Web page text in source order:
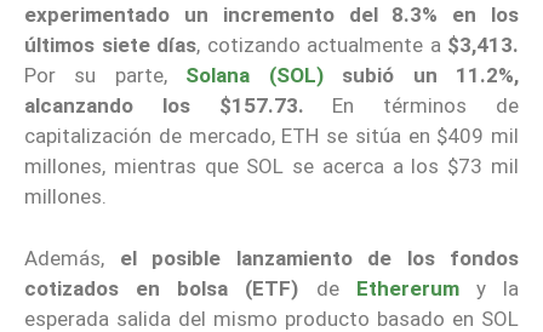
experimentado un incremento del 8.3% en los
últimos siete días, cotizando actualmente a $3,413.
Por su parte, Solana (SOL)subió un 11.2%,
alcanzando los $157.73. En términos de
capitalización de mercado, ETH se sitúa en $409 mil
millones, mientras que SOL se acerca a los $73 mil
millones.
Además, el posible lanzamiento de los fondos
cotizados en bolsa (ETF) de Ethererum
y la
esperada salida del mismo producto basado en SOL